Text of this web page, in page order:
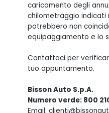
caricamento degli
chilometraggio indicati
potrebbero non
equipaggiamento e lo
Contattaci per
tuo appuntamento.
Bisson Auto S.p.A.
Numero verde: 800
Email: